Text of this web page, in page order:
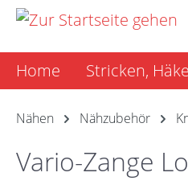
Hauptinhalt springen
Zur Suche springen
Zur Hauptnavigation
Home Stricken,
Nähen Nähzubehör
Vario-Zange